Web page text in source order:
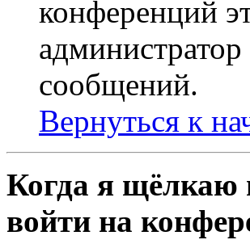
конференций
администратор
сообщений.
Вернуться к
Когда я щёлкаю
войти на